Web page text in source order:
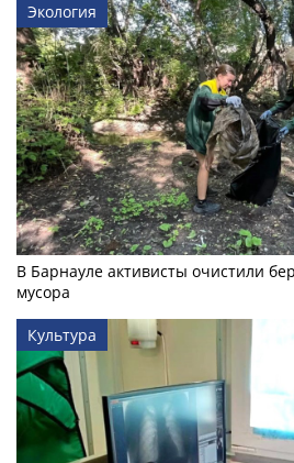
Экология
В Барнауле активисты очистили
мусора
Культура